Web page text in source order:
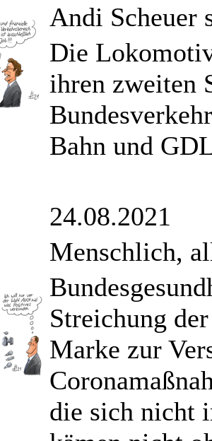
Andi Scheuer
Die
ihren zweiten
Bahn und
24.08.2021
Menschlich,
Streichung
Marke zur
die sich nicht